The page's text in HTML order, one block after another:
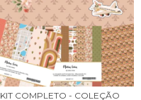
KIT COMPLETO - COLEÇÃO